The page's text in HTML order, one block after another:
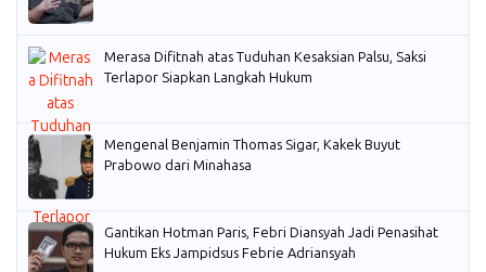
Merasa Difitnah atas Tuduhan Kesaksian Palsu, Saksi
Terlapor Siapkan Langkah Hukum
Mengenal Benjamin Thomas Sigar, Kakek Buyut
Prabowo dari Minahasa
Gantikan Hotman Paris, Febri Diansyah Jadi Penasihat
Hukum Eks Jampidsus Febrie Adriansyah